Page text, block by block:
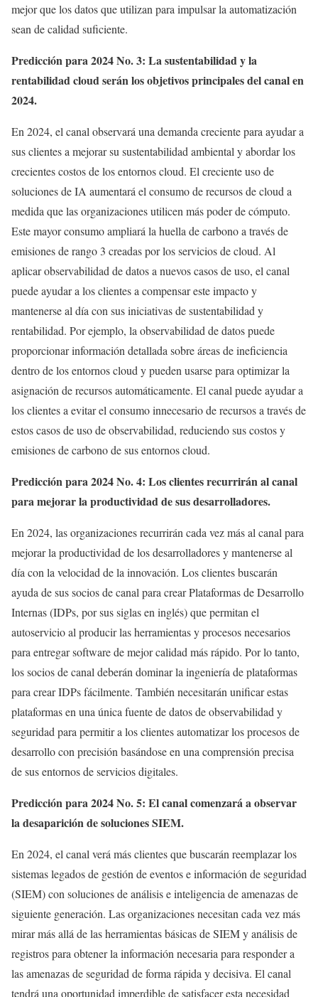
mejor que los datos que utilizan para impulsar la automatización
sean de calidad suficiente.
Predicción para 2024 No. 3: La sustentabilidad y la
rentabilidad cloud serán los objetivos principales del canal en
2024.
En 2024, el canal observará una demanda creciente para ayudar a
sus clientes a mejorar su sustentabilidad ambiental y abordar los
crecientes costos de los entornos cloud. El creciente uso de
soluciones de IA aumentará el consumo de recursos de cloud a
medida que las organizaciones utilicen más poder de cómputo.
Este mayor consumo ampliará la huella de carbono a través de
emisiones de rango 3 creadas por los servicios de cloud. Al
aplicar observabilidad de datos a nuevos casos de uso, el canal
puede ayudar a los clientes a compensar este impacto y
mantenerse al día con sus iniciativas de sustentabilidad y
rentabilidad. Por ejemplo, la observabilidad de datos puede
proporcionar información detallada sobre áreas de ineficiencia
dentro de los entornos cloud y pueden usarse para optimizar la
asignación de recursos automáticamente. El canal puede ayudar a
los clientes a evitar el consumo innecesario de recursos a través de
estos casos de uso de observabilidad, reduciendo sus costos y
emisiones de carbono de sus entornos cloud.
Predicción para 2024 No. 4: Los clientes recurrirán al canal
para mejorar la productividad de sus desarrolladores.
En 2024, las organizaciones recurrirán cada vez más al canal para
mejorar la productividad de los desarrolladores y mantenerse al
día con la velocidad de la innovación. Los clientes buscarán
ayuda de sus socios de canal para crear Plataformas de Desarrollo
Internas (IDPs, por sus siglas en inglés) que permitan el
autoservicio al producir las herramientas y procesos necesarios
para entregar software de mejor calidad más rápido. Por lo tanto,
los socios de canal deberán dominar la ingeniería de plataformas
para crear IDPs fácilmente. También necesitarán unificar estas
plataformas en una única fuente de datos de observabilidad y
seguridad para permitir a los clientes automatizar los procesos de
desarrollo con precisión basándose en una comprensión precisa
de sus entornos de servicios digitales.
Predicción para 2024 No. 5: El canal comenzará a observar
la desaparición de soluciones SIEM.
En 2024, el canal verá más clientes que buscarán reemplazar los
sistemas legados de gestión de eventos e información de seguridad
(SIEM) con soluciones de análisis e inteligencia de amenazas de
siguiente generación. Las organizaciones necesitan cada vez más
mirar más allá de las herramientas básicas de SIEM y análisis de
registros para obtener la información necesaria para responder a
las amenazas de seguridad de forma rápida y decisiva. El canal
tendrá una oportunidad imperdible de satisfacer esta necesidad